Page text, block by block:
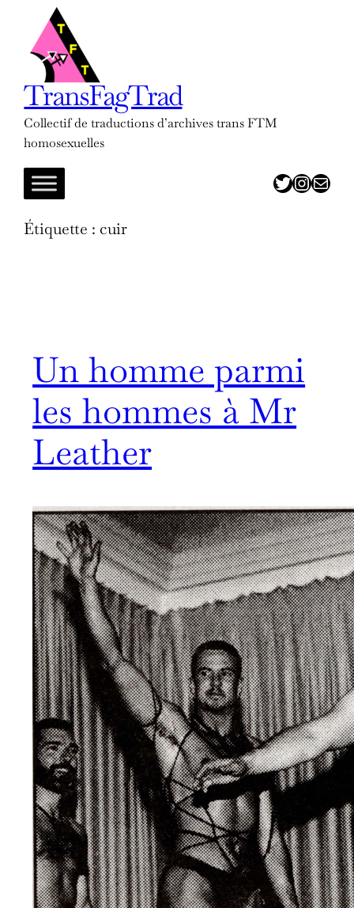
contenu
TransFagTrad
Collectif de traductions d’archives trans FTM
homosexuelles
twitter
insta
adresse mail
Étiquette : cuir
Un homme parmi
les hommes à Mr
Leather